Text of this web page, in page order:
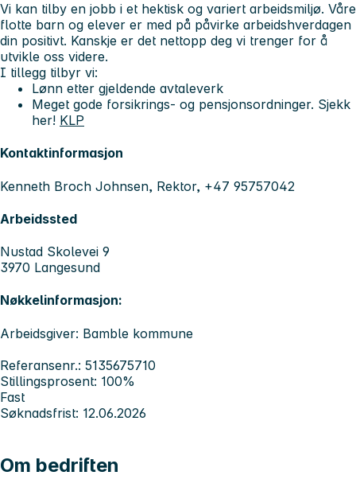
Vi kan tilby en jobb i et hektisk og variert arbeidsmiljø. Våre
flotte barn og elever er med på påvirke arbeidshverdagen
din positivt. Kanskje er det nettopp deg vi trenger for å
utvikle oss videre.
I tillegg tilbyr vi:
Lønn etter gjeldende avtaleverk
Meget gode forsikrings- og pensjonsordninger. Sjekk
her! KLP
Kontaktinformasjon
Kenneth Broch Johnsen, Rektor, +47 95757042
Arbeidssted
Nustad Skolevei 9
3970 Langesund
Nøkkelinformasjon:
Arbeidsgiver: Bamble kommune
Referansenr.: 5135675710
Stillingsprosent: 100%
Fast
Søknadsfrist: 12.06.2026
Om bedriften